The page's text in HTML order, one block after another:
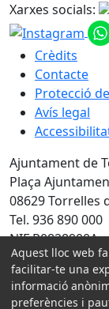
Xarxes socials:
Crèdits
Contacte
Protecció
Avís legal
Ajuntament de
Plaça
08629 Torrelles
Tel. 936 890 000
NIF P0828900A
Amb la
Aquest lloc web
facilitar-te una
informació
preferències i